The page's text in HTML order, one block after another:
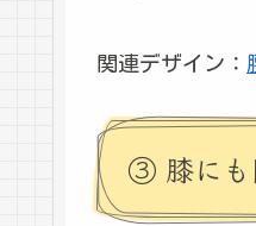
関連デザイン：
③ 膝にも